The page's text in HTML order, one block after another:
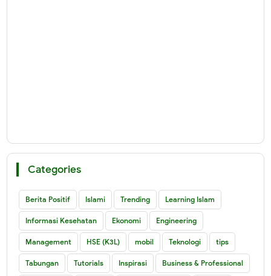
Categories
Berita Positif Islami Trending Learning Islam
Informasi Kesehatan Ekonomi Engineering
Management HSE (K3L) mobil Teknologi tips
Tabungan Tutorials Inspirasi Business & Professional